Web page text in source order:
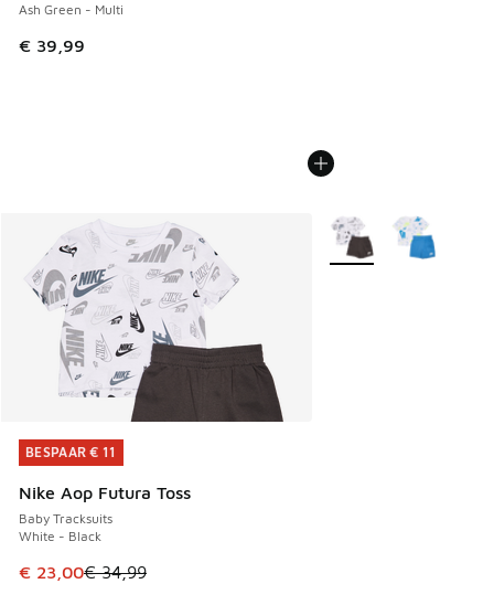
Ash Green - Multi
€ 39,99
BESPAAR € 11
Nike Aop Futura Toss
Baby Tracksuits
White - Black
Dit artikel is in de uitverkoop. Dit artikel is in de
€ 23,00€ 34,99
BESPAAR € 11
Meer kleuren